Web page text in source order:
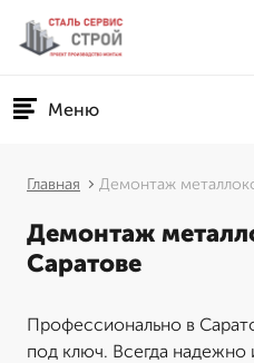
Меню
Главная Демонтаж
Демонтаж
Саратове
Профессионально в
под ключ. Всегда